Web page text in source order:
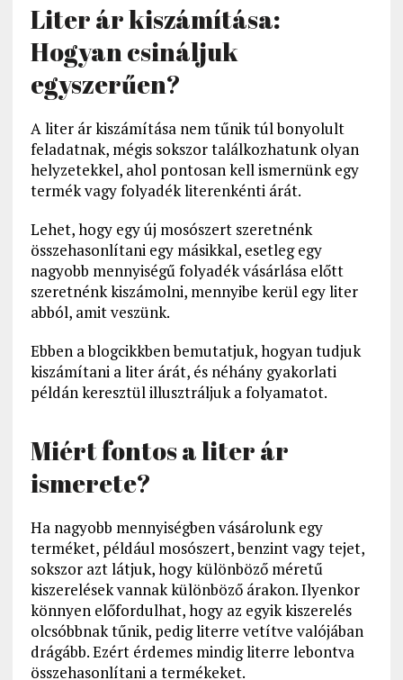
Liter ár kiszámítása:
Hogyan csináljuk
egyszerűen?
A liter ár kiszámítása nem tűnik túl bonyolult
feladatnak, mégis sokszor találkozhatunk olyan
helyzetekkel, ahol pontosan kell ismernünk egy
termék vagy folyadék literenkénti árát.
Lehet, hogy egy új mosószert szeretnénk
összehasonlítani egy másikkal, esetleg egy
nagyobb mennyiségű folyadék vásárlása előtt
szeretnénk kiszámolni, mennyibe kerül egy liter
abból, amit veszünk.
Ebben a blogcikkben bemutatjuk, hogyan tudjuk
kiszámítani a liter árát, és néhány gyakorlati
példán keresztül illusztráljuk a folyamatot.
Miért fontos a liter ár
ismerete?
Ha nagyobb mennyiségben vásárolunk egy
terméket, például mosószert, benzint vagy tejet,
sokszor azt látjuk, hogy különböző méretű
kiszerelések vannak különböző árakon. Ilyenkor
könnyen előfordulhat, hogy az egyik kiszerelés
olcsóbbnak tűnik, pedig literre vetítve valójában
drágább. Ezért érdemes mindig literre lebontva
összehasonlítani a termékeket.